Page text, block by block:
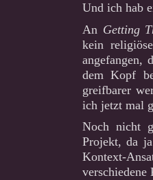
Und ich hab
An Getting
kein
angefangen,
dem Kopf
greifbarer
ich jetzt mal
Noch nicht
Projekt, da
Kontext-